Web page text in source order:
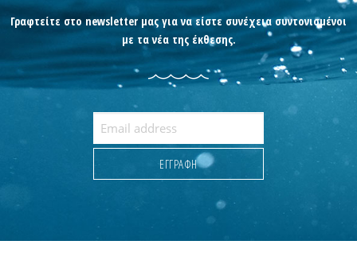
Γραφτείτε στο newsletter μας για να είστε συνέχεια συντονισμένοι
με τα νέα της έκθεσης.